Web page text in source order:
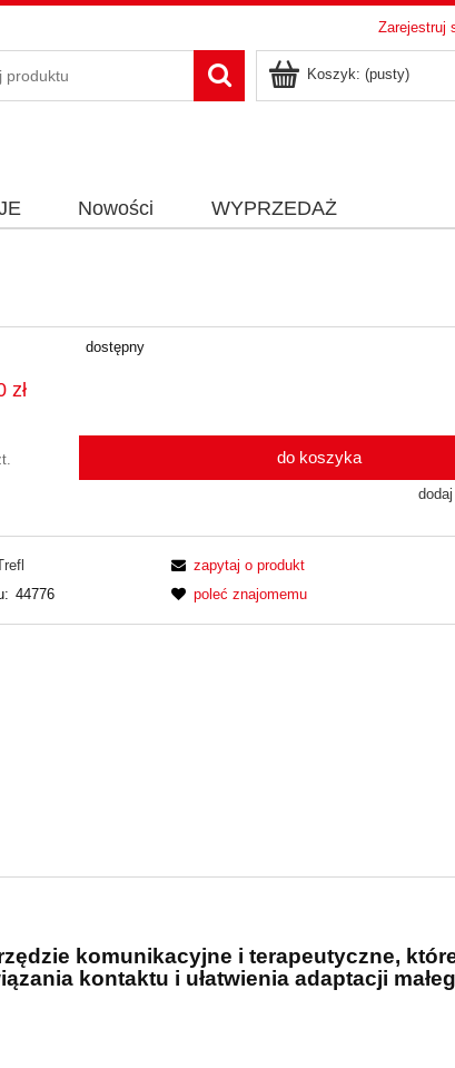
Zarejestruj
Koszyk: (pusty)
Nowości WYPRZEDAŻ
dostępny
zł
do koszyka
44776
zapytaj o produkt
poleć znajomemu
komunikacyjne i terapeutyczne,
kontaktu i ułatwienia adaptacji